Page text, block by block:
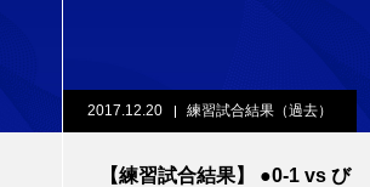
2017.12.20 練習試合結果（過去）
【練習試合結果】 ●0-1 vs び